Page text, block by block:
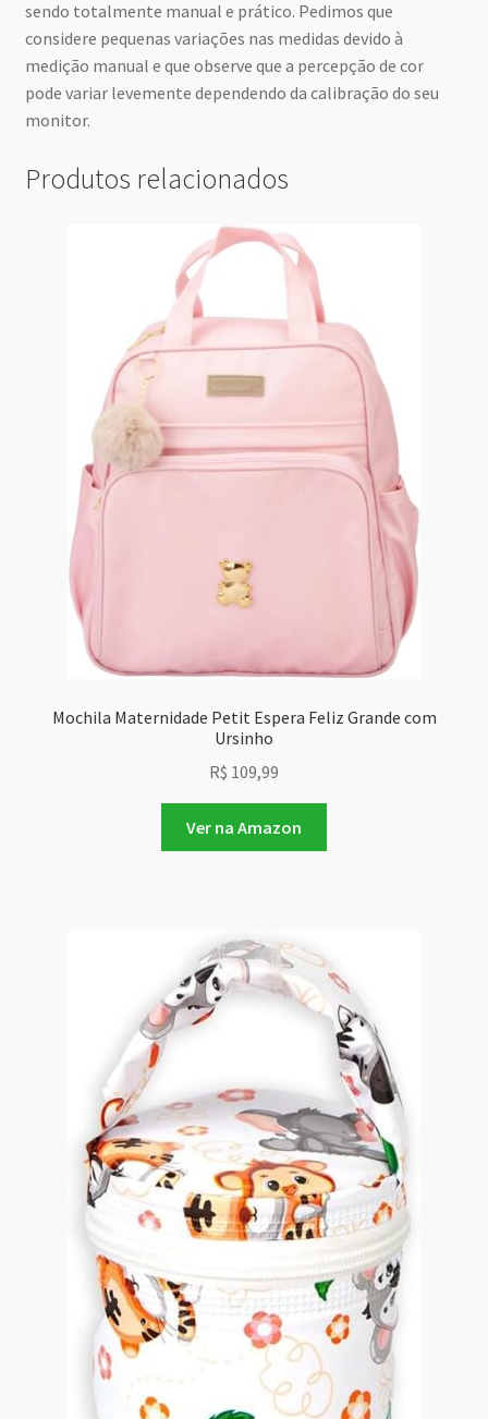
sendo totalmente manual e prático. Pedimos que
considere pequenas variações nas medidas devido à
medição manual e que observe que a percepção de cor
pode variar levemente dependendo da calibração do seu
monitor.
Produtos relacionados
Mochila Maternidade Petit Espera Feliz Grande com
Ursinho
R$ 109,99
Ver na Amazon